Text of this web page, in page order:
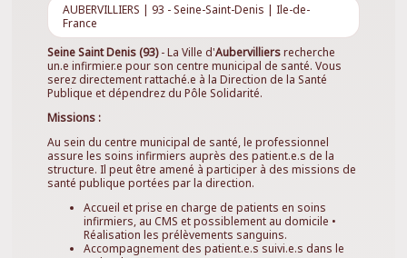
AUBERVILLIERS | 93 - Seine-Saint-Denis | Ile-de-
France
Seine Saint Denis (93)- La Ville d'Aubervilliersrecherche
un.e infirmier.e pour son centre municipal de santé. Vous
serez directement rattaché.e à la Direction de la Santé
Publique et dépendrez du Pôle Solidarité.
Missions :
Au sein du centre municipal de santé, le professionnel
assure les soins infirmiers auprès des patient.e.s de la
structure. Il peut être amené à participer à des missions de
santé publique portées par la direction.
Accueil et prise en charge de patients en soins
infirmiers, au CMS et possiblement au domicile •
Réalisation les prélèvements sanguins.
Accompagnement des patient.e.s suivi.e.s dans le